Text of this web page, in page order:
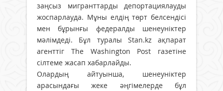
заңсыз мигранттарды депортациялауды
жоспарлауда. Мұны елдің төрт белсендісі
мен бұрынғы федералды шенеуніктер
мәлімдеді. Бұл туралы Stan.kz ақпарат
агенттіг The Washington Post газетіне
сілтеме жасап хабарлайды.
Олардың айтуынша, шенеуніктер
арасындағы жеке әңгімелерде бұл